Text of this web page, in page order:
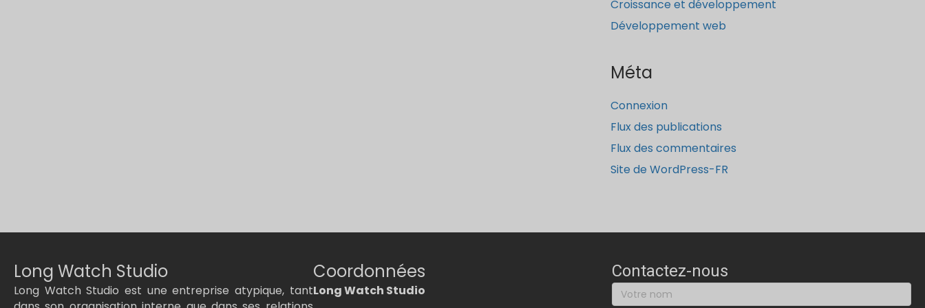
Croissance et développement
Développement web
Méta
Connexion
Flux des publications
Flux des commentaires
Site de WordPress-FR
Long Watch Studio
Long Watch Studio est une entreprise atypique, tant
Coordonnées
Long Watch Studio
Contactez-nous